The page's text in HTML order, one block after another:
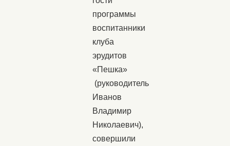
программы
воспитанники
клуба
эрудитов
«Пешка»
(руководитель
Иванов
Владимир
Николаевич),
совершили